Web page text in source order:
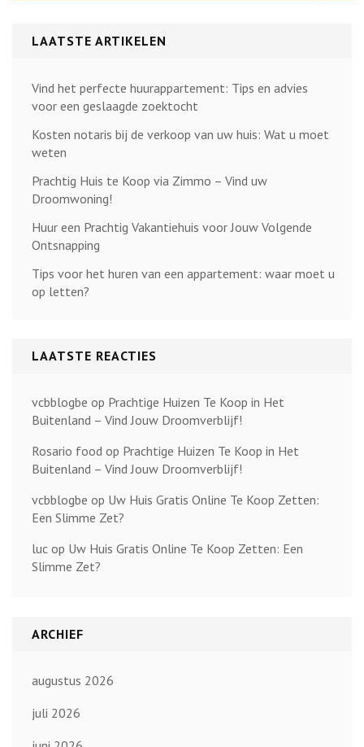
LAATSTE ARTIKELEN
Vind het perfecte huurappartement: Tips en advies
voor een geslaagde zoektocht
Kosten notaris bij de verkoop van uw huis: Wat u moet
weten
Prachtig Huis te Koop via Zimmo – Vind uw
Droomwoning!
Huur een Prachtig Vakantiehuis voor Jouw Volgende
Ontsnapping
Tips voor het huren van een appartement: waar moet u
op letten?
LAATSTE REACTIES
vcbblogbe op Prachtige Huizen Te Koop in Het
Buitenland – Vind Jouw Droomverblijf!
Rosario food op Prachtige Huizen Te Koop in Het
Buitenland – Vind Jouw Droomverblijf!
vcbblogbe op Uw Huis Gratis Online Te Koop Zetten:
Een Slimme Zet?
luc op Uw Huis Gratis Online Te Koop Zetten: Een
Slimme Zet?
ARCHIEF
augustus 2026
juli 2026